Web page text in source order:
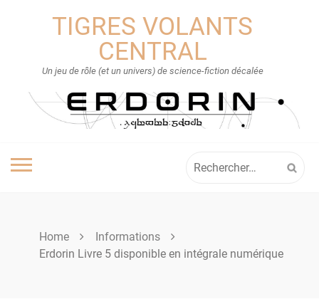
TIGRES VOLANTS
CENTRAL
Un jeu de rôle (et un univers) de science-fiction décalée
Home
Informations
Erdorin Livre 5 disponible en intégrale numérique